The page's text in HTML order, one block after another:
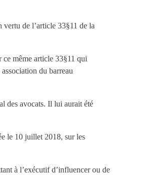
de l’article 33§11 de la
même article 33§11 qui
du barreau
des avocats. Il lui aurait été
le 10 juillet 2018, sur les
à l’exécutif d’influencer ou de